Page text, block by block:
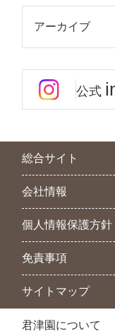
アーカイブ
公式
総合サイト
会社情報
個人情報保護方針
免責事項
サイトマップ
君津園について